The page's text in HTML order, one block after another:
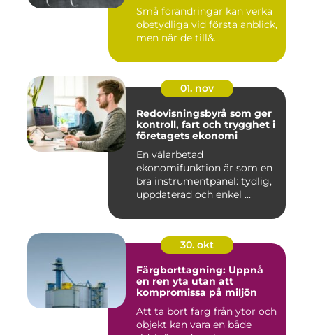
Små förändringar kan verka
obetydliga vid första anblick,
men när de till&...
01. nov
Redovisningsbyrå som ger
kontroll, fart och trygghet i
företagets ekonomi
En välarbetad
ekonomifunktion är som en
bra instrumentpanel: tydlig,
uppdaterad och enkel ...
30. okt
Färgborttagning: Uppnå
en ren yta utan att
kompromissa på miljön
Att ta bort färg från ytor och
objekt kan vara en både